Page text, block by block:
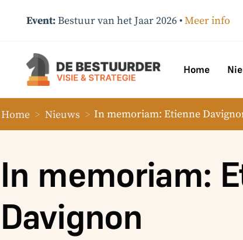
Event:Bestuur van het Jaar 2026 •Meer info
Home
Home > Nieuws > In memoriam: Etienne
In memoriam:
Davignon